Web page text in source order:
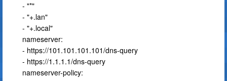
- "*"
- "+.lan"
- "+.local"
nameserver:
- https://101.101.101.101/dns-query
- https://1.1.1.1/dns-query
nameserver-policy: